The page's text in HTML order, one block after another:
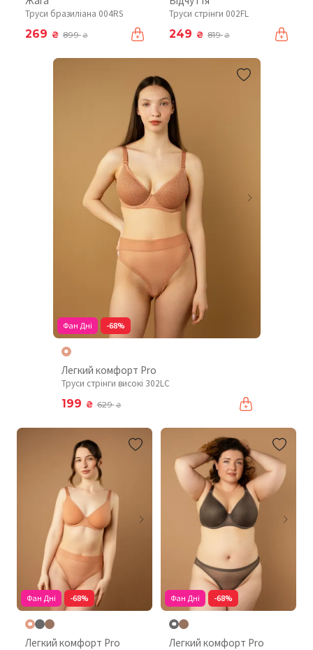
Труси бразиліана 004RS
269 ₴ 899₴
Труси стрінги 002FL
249 ₴ 819₴
Фан Дні -68%
Легкий комфорт Pro
Труси стрінги високі 302LC
199 ₴ 629₴
Фан Дні -68%
Легкий комфорт Pro
Фан Дні -68%
Легкий комфорт Pro